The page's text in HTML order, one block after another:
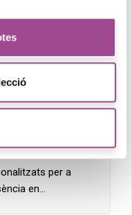
per a
en…